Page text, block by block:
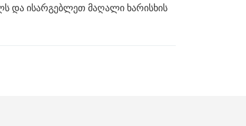
და ისარგებლეთ მაღალი ხარისხის